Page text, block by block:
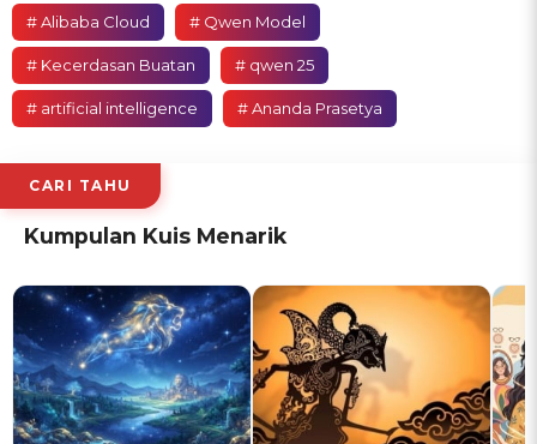
# Alibaba Cloud # Qwen Model
# Kecerdasan Buatan # qwen 25
# artificial intelligence # Ananda Prasetya
CARI TAHU
Kumpulan Kuis Menarik